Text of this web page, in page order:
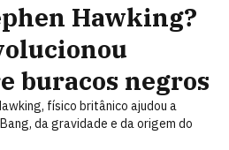
Hawking?
buracos negros
físico britânico ajudou a
da gravidade e da origem do